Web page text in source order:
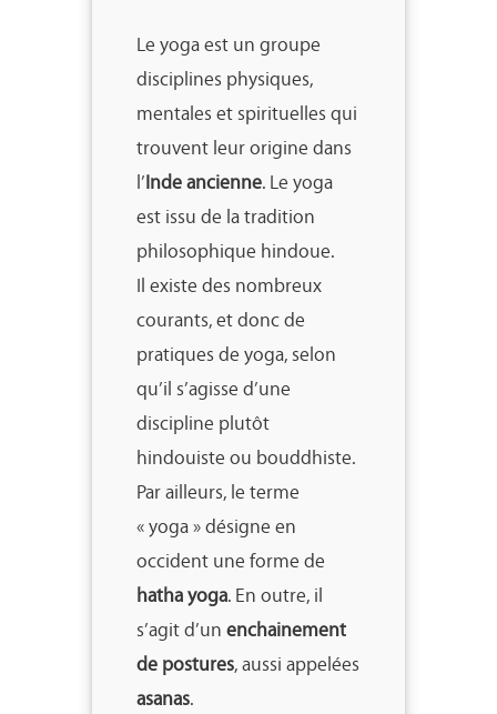
Le yoga est un groupe
disciplines physiques,
mentales et spirituelles qui
trouvent leur origine dans
l’Inde ancienne. Le yoga
est issu de la tradition
philosophique hindoue.
Il existe des nombreux
courants, et donc de
pratiques de yoga, selon
qu’il s’agisse d’une
discipline plutôt
hindouiste ou bouddhiste.
Par ailleurs, le terme
« yoga » désigne en
occident une forme de
hatha yoga. En outre, il
s’agit d’unenchainement
de postures, aussi appelées
asanas.